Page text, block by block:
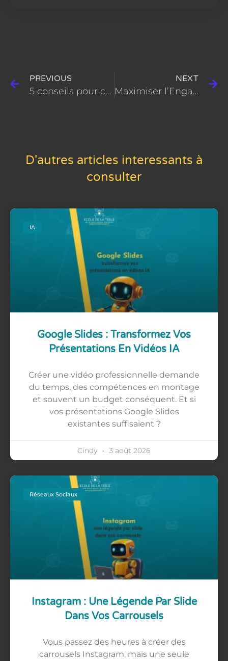
PREVIOUS
5 conseils pour créer des Newsletters efficaces sur votre site de commerce électronique WordPress
NEXT
Maximiser l’Engagement sur Instagram : Guide Complet des Reposts
D'autres articles interessants à
consulter
IA
Google Slides : Transformez Vos
Présentations En Vidéos IA
Créer une vidéo professionnelle demande
du temps, des compétences en montage
et souvent un budget conséquent. Et si
vos présentations Google Slides
existantes suffisaient ?
Cindy 3 août 2026
Réseaux Sociaux
Instagram : Une Légende Par Slide
Dans Vos Carrousels
Vous passez des heures à créer des
carrousels Instagram, mais une seule